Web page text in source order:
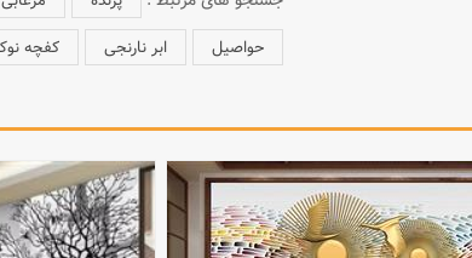
حواصیل
ابر نارنجی کفچه‌